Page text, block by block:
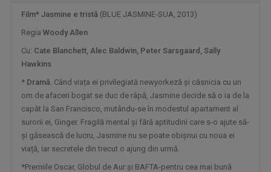
CĂTĂLIN ŞTEFĂNESCU
„Salutare, salutare la toată lumea!” Aşa ne ...
Film* Jasmine e tristă (BLUE JASMINE-SUA, 2013)
Regia Woody Allen
Cu: Cate Blanchett, Alec Baldwin, Peter Sarsgaard, Sally
Hawkins
* Dramă . Când viața ei privilegiată newyorkeză și căsnicia cu un
om de afaceri bogat se duc de râpă, Jasmine decide să o ia de la
capăt la San Francisco, mutându-se în modestul apartament al
surorii ei, Ginger. Fragilă mental și fără aptitudini care s-o ajute să-
și găsească de lucru, Jasmine nu se poate obișnui cu noua ei
viață, iar secretele din trecut o ajung din urmă.
*Premiile Oscar, Globul de Aur şi BAFTA-pentru cea mai bună